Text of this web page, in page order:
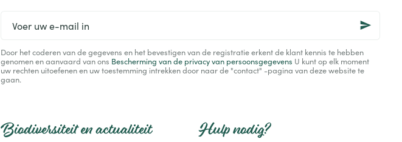
Biodiversiteit en actualiteit
mail
in
Door het coderen van de gegevens en het bevestigen van de registratie erkent de klant kennis te hebben
genomen en aanvaard van ons Bescherming van de privacy van persoonsgegevens U kunt op elk moment
uw rechten uitoefenen en uw toestemming intrekken door naar de "contact" -pagina van deze website te
gaan.
Hulp nodig?